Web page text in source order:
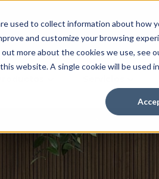
used to collect information about how
and customize your browsing
more about the cookies we use, see
website. A single cookie will be used